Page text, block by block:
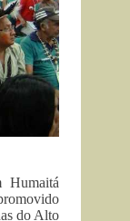
Humaitá
do Alto